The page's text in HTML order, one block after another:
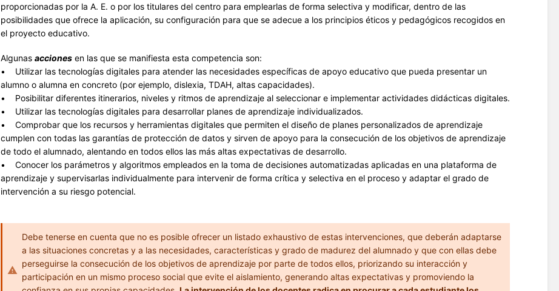
proporcionadas por la A. E. o por los titulares del centro para emplearlas de forma selectiva y modificar, dentro de las
posibilidades que ofrece la aplicación, su configuración para que se adecue a los principios éticos y pedagógicos recogidos en
el proyecto educativo.
Algunasacciones en las que se manifiesta esta competencia son:
• Utilizar las tecnologías digitales para atender las necesidades específicas de apoyo educativo que pueda presentar un
alumno o alumna en concreto (por ejemplo, dislexia, TDAH, altas capacidades).
• Posibilitar diferentes itinerarios, niveles y ritmos de aprendizaje al seleccionar e implementar actividades didácticas digitales.
• Utilizar las tecnologías digitales para desarrollar planes de aprendizaje individualizados.
• Comprobar que los recursos y herramientas digitales que permiten el diseño de planes personalizados de aprendizaje
cumplen con todas las garantías de protección de datos y sirven de apoyo para la consecución de los objetivos de aprendizaje
de todo el alumnado, alentando en todos ellos las más altas expectativas de desarrollo.
• Conocer los parámetros y algoritmos empleados en la toma de decisiones automatizadas aplicadas en una plataforma de
aprendizaje y supervisarlas individualmente para intervenir de forma crítica y selectiva en el proceso y adaptar el grado de
intervención a su riesgo potencial.
Debe tenerse en cuenta que no es posible ofrecer un listado exhaustivo de estas intervenciones, que deberán adaptarse
a las situaciones concretas y a las necesidades, características y grado de madurez del alumnado y que con ellas debe
perseguirse la consecución de los objetivos de aprendizaje por parte de todos ellos, priorizando su interacción y
participación en un mismo proceso social que evite el aislamiento, generando altas expectativas y promoviendo la